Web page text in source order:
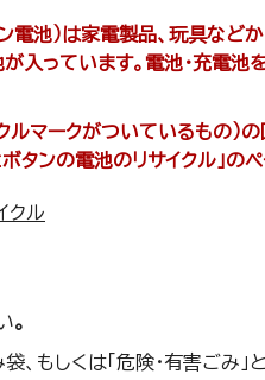
電池）は家電製品、玩具など
入っています。電池・充電池
ルマークがついているもの
タンの電池のリサイクル」の
クル
。
、もしくは「危険・有害ごみ